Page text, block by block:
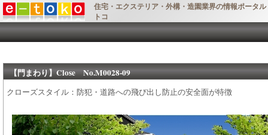
住宅・エクステリア・外構・造園業界の情報ポータ
トコ
【門まわり】Close No.M0028-09
クローズスタイル：防犯・道路への飛び出し防止の安全面が特徴